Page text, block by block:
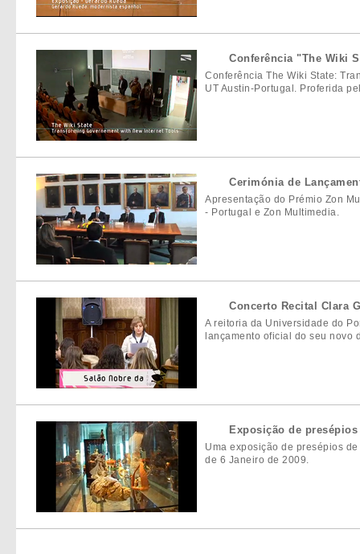
Conferência "The Wiki
Conferência The Wiki State:
UT Austin-Portugal. Proferida
Cerimónia de
Apresentação do Prémio Zon
- Portugal e Zon Multimedia.
Concerto Recital Clara
A reitoria da Universidade do
lançamento oficial do seu novo
Exposição de presépios
Uma exposição de presépios
de 6 Janeiro de 2009.